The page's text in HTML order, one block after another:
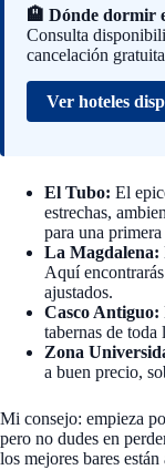
🏨 Dónde dormir
Consulta
cancelación
Ver hoteles
El Tubo: El
estrechas,
para una
La Magdalena:
Aquí
ajustados.
Casco Antiguo:
tabernas de
Zona
a buen precio,
Mi consejo: empieza
pero no dudes en
los mejores bares